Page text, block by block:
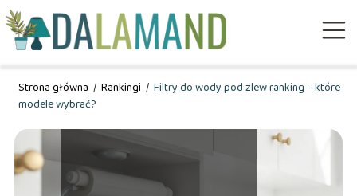
Strona główna / Rankingi / Filtry do wody pod zlew ranking – które
modele wybrać?